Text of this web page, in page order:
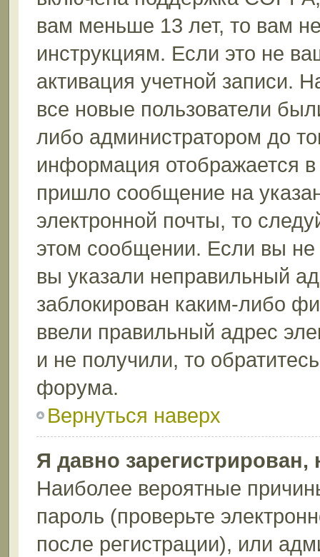
вам меньше 13 лет, то вам
инструкциям. Если это не
активация учетной записи.
все новые пользователи
либо администратором до
информация отображается
пришло сообщение на
электронной почты, то
этом сообщении. Если вы
вы указали неправильный
заблокирован каким-либо
ввели правильный адрес
и не получили, то
форума.
Вернуться наверх
Я давно
Наиболее вероятные
пароль (проверьте
после регистрации), или